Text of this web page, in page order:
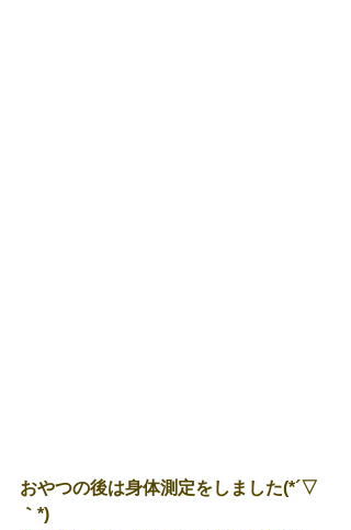
おやつの後は身体測定をしました(*´▽
｀*)